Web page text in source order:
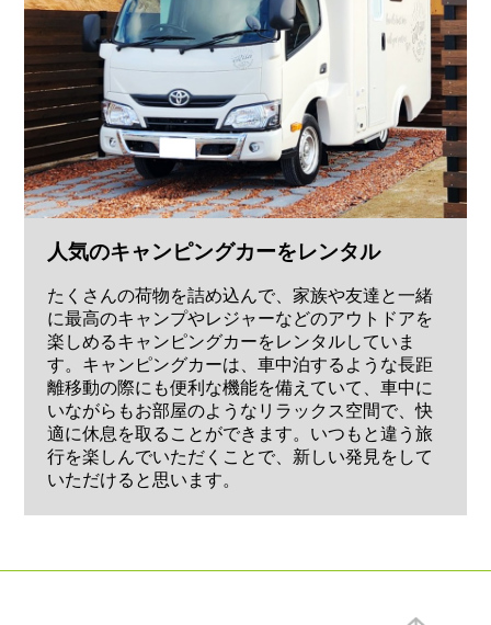
人気のキャンピングカーをレンタル
たくさんの荷物を詰め込んで、家族や友達と一緒
に最高のキャンプやレジャーなどのアウトドアを
楽しめるキャンピングカーをレンタルしていま
す。キャンピングカーは、車中泊するような長距
離移動の際にも便利な機能を備えていて、車中に
いながらもお部屋のようなリラックス空間で、快
適に休息を取ることができます。いつもと違う旅
行を楽しんでいただくことで、新しい発見をして
いただけると思います。